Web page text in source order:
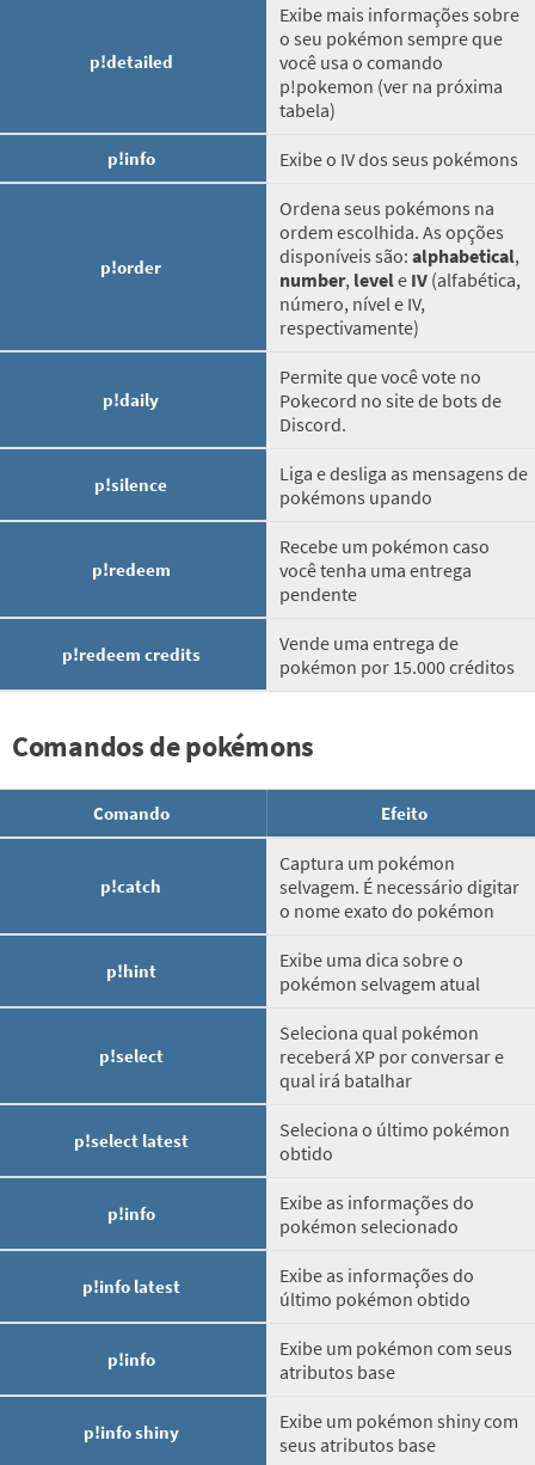
p!detailed
Exibe mais informações sobre
o seu pokémon sempre que
você usa o comando
p!pokemon (ver na próxima
tabela)
p!info Exibe o IV dos seus pokémons
p!order
Ordena seus pokémons na
ordem escolhida. As opções
disponíveis são: alphabetical,
number, levele IV (alfabética,
número, nível e IV,
respectivamente)
p!daily
Permite que você vote no
Pokecord no site de bots de
Discord.
p!silence
Liga e desliga as mensagens de
pokémons upando
p!redeem
Recebe um pokémon caso
você tenha uma entrega
pendente
p!redeem credits
Vende uma entrega de
pokémon por 15.000 créditos
Comandos de pokémons
Comando Efeito
p!catch
Captura um pokémon
selvagem. É necessário digitar
o nome exato do pokémon
p!hint
Exibe uma dica sobre o
pokémon selvagem atual
p!select
Seleciona qual pokémon
receberá XP por conversar e
qual irá batalhar
p!select latest
Seleciona o último pokémon
obtido
p!info
Exibe as informações do
pokémon selecionado
p!info latest
Exibe as informações do
último pokémon obtido
p!info
Exibe um pokémon com seus
atributos base
p!info shiny
Exibe um pokémon shiny com
seus atributos base